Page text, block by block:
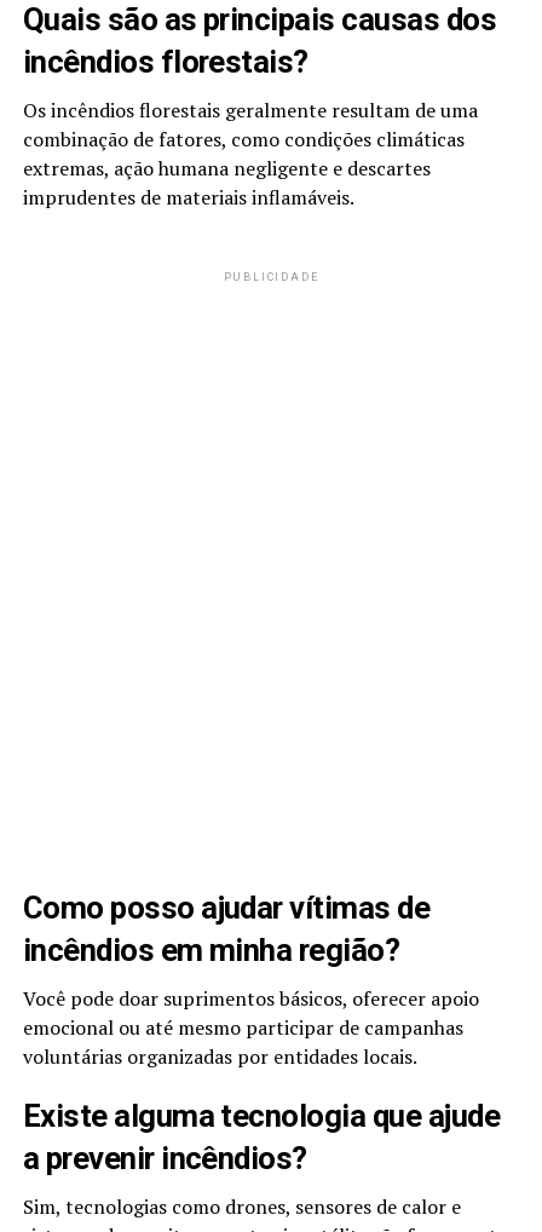
Quais são as principais causas dos
incêndios florestais?
Os incêndios florestais geralmente resultam de uma
combinação de fatores, como condições climáticas
extremas, ação humana negligente e descartes
imprudentes de materiais inflamáveis.
PUBLICIDADE
Como posso ajudar vítimas de
incêndios em minha região?
Você pode doar suprimentos básicos, oferecer apoio
emocional ou até mesmo participar de campanhas
voluntárias organizadas por entidades locais.
Existe alguma tecnologia que ajude
a prevenir incêndios?
Sim, tecnologias como drones, sensores de calor e